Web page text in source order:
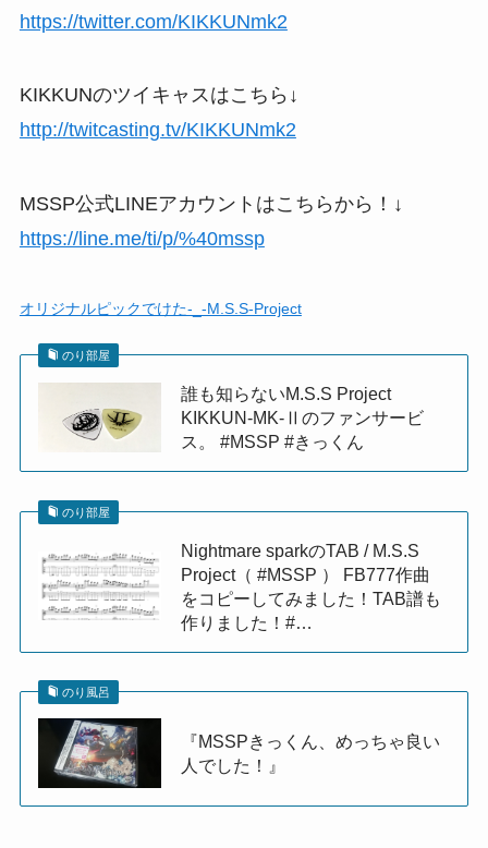
https://twitter.com/KIKKUNmk2
KIKKUNのツイキャスはこちら↓
http://twitcasting.tv/KIKKUNmk2
MSSP公式LINEアカウントはこちらから！↓
https://line.me/ti/p/%40mssp
オリジナルピックでけた-_-M.S.S-Project
のり部屋
誰も知らないM.S.S Project
KIKKUN-MK-Ⅱのファンサービ
ス。 #MSSP #きっくん
のり部屋
Nightmare sparkのTAB / M.S.S
Project（ #MSSP ） FB777作曲
をコピーしてみました！TAB譜も
作りました！#…
のり風呂
『MSSPきっくん、めっちゃ良い
人でした！』